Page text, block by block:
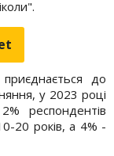
до
у 2023 році
респондентів
20 років, а 4% -